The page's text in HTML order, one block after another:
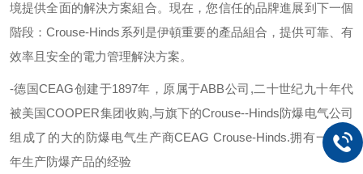
境提供全面的解決方案組合。現在，您信任的品牌進展到下一個
階段：Crouse-Hinds系列是伊頓重要的產品組合，提供可靠、有
效率且安全的電力管理解決方案。
-德国CEAG创建于1897年，原属于ABB公司 ,二十世纪九十年代
被美国COOPER集团收购,与旗下的Crouse--Hinds防爆电气公司
组成了的大的防爆电气生产商CEAG Crouse-Hinds.拥有一百多
年生产防爆产品的经验